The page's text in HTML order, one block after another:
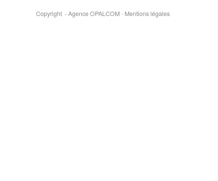
Copyright - Agence OPALCOM- Mentions légales